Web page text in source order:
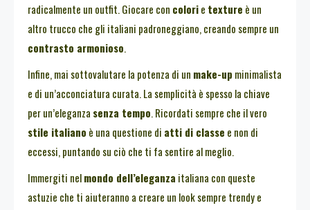
radicalmente un outfit. Giocare con colorie texture è un
altro trucco che gli italiani padroneggiano, creando sempre un
contrasto armonioso.
Infine, mai sottovalutare la potenza di un make-up minimalista
e di un’acconciatura curata. La semplicità è spesso la chiave
per un’eleganza senza tempo. Ricordati sempre che il vero
stile italiano è una questione di atti di classe e non di
eccessi, puntando su ciò che ti fa sentire al meglio.
Immergiti nelmondo dell’eleganza italiana con queste
astuzie che ti aiuteranno a creare un look sempre trendy e